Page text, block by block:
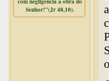
Senhor!"(Jr 48,10).
/home/dicionar/public_html/online.php